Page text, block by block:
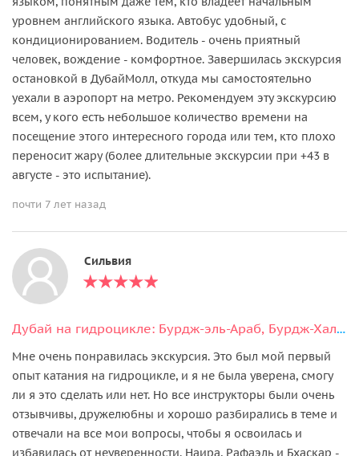
уровнем английского языка. Автобус удобный, с
кондиционированием. Водитель - очень приятный
человек, вождение - комфортное. Завершилась экскурсия
остановкой в ДубайМолл, откуда мы самостоятельно
уехали в аэропорт на метро. Рекомендуем эту экскурсию
всем, у кого есть небольшое количество времени на
посещение этого интересного города или тем, кто плохо
переносит жару (более длительные экскурсии при +43 в
августе - это испытание).
почти 7 лет назад
Сильвия
Дубай на гидроцикле: Бурдж-эль-Араб, Бурдж-Халифа, Атлантис
Мне очень понравилась экскурсия. Это был мой первый
опыт катания на гидроцикле, и я не была уверена, смогу
ли я это сделать или нет. Но все инструкторы были очень
отзывчивы, дружелюбны и хорошо разбирались в теме и
отвечали на все мои вопросы, чтобы я освоилась и
избавилась от неуверенности. Наира, Рафаэль и Бхаскар -